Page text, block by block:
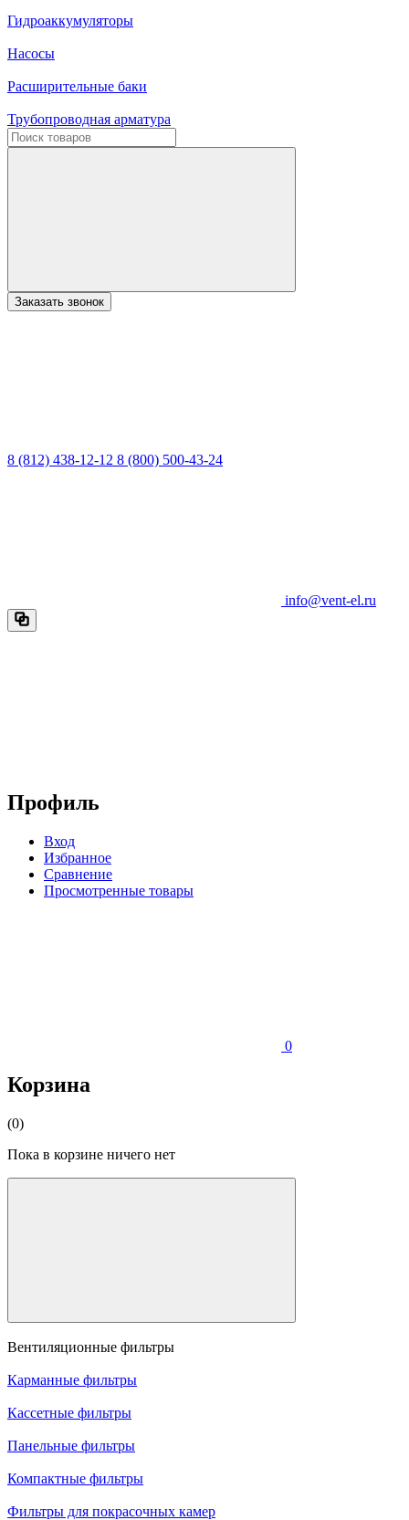
Гидроаккумуляторы
Насосы
Расширительные баки
Трубопроводная арматура
Заказать звонок
8 (812) 438-12-12 8 (800) 500-43-24
info@vent-el.ru
Профиль
Вход
Избранное
Сравнение
Просмотренные товары
0
Корзина
(0)
Пока в корзине ничего нет
Вентиляционные фильтры
Карманные фильтры
Кассетные фильтры
Панельные фильтры
Компактные фильтры
Фильтры для покрасочных камер